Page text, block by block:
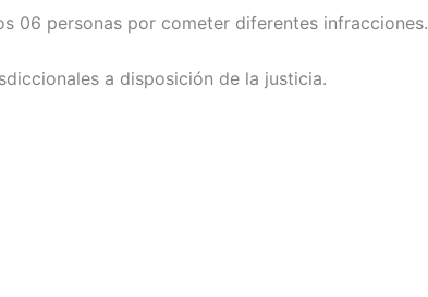
06 personas por cometer diferentes infracciones.
a disposición de la justicia.